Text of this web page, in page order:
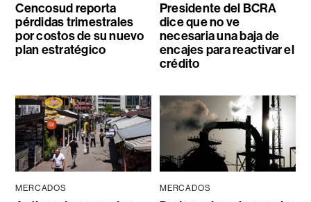
Cencosud reporta
pérdidas trimestrales
por costos de su nuevo
plan estratégico
Presidente del BCRA
dice que no ve
necesaria una baja de
encajes para reactivar el
crédito
MERCADOS MERCADOS